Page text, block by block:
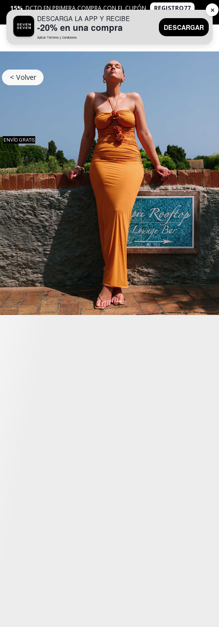
15% DCTO EN PRIMERA COMPRA CON EL CUPÓN
REGISTRO77
APLICANTYC
< Volver
ENVÍO GRATIS
DESCARGA LA APP Y RECIBE
-20% en una compra
Aplican Términos y Condiciones
DESCARGAR
✕